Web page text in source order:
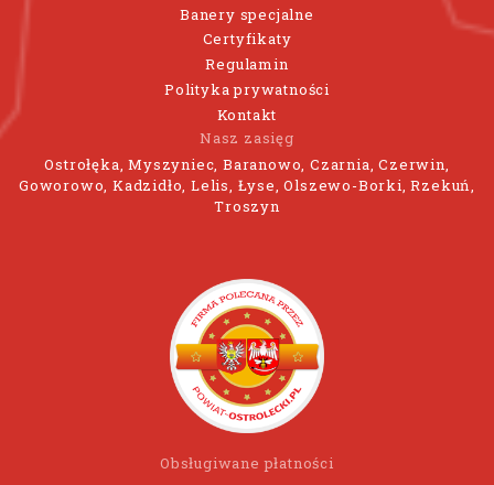
Banery specjalne
Certyfikaty
Regulamin
Polityka prywatności
Kontakt
Nasz zasięg
Ostrołęka, Myszyniec, Baranowo, Czarnia, Czerwin,
Goworowo, Kadzidło, Lelis, Łyse, Olszewo-Borki, Rzekuń,
Troszyn
Obsługiwane płatności